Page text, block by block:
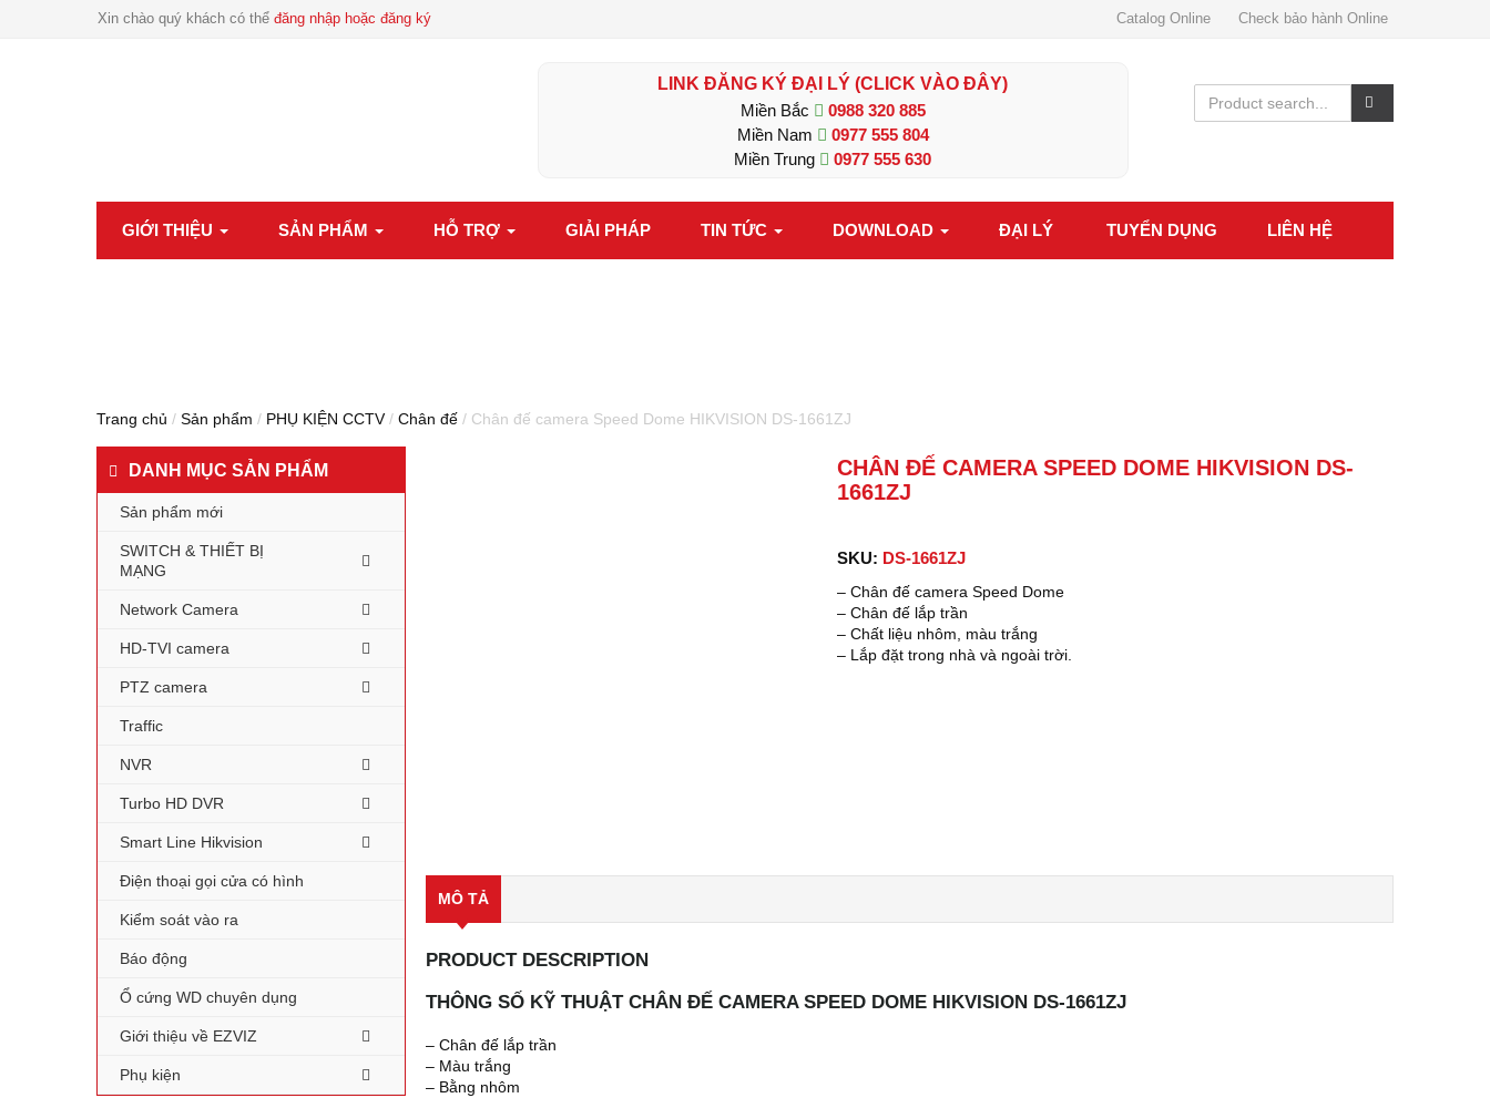
Xin chào quý khách có thể đăng nhập hoặc đăng ký Catalog Online Check bảo hành Online
LINK ĐĂNG KÝ ĐẠI LÝ (CLICK VÀO ĐÂY)
Miền Bắc
0988 320 885
Miền Nam
0977 555 804
Miền Trung
0977 555 630
GIỚI THIỆU SẢN PHẨM HỖ TRỢ GIẢI PHÁP TIN TỨC DOWNLOAD ĐẠI LÝ TUYỂN DỤNG LIÊN HỆ
Trang chủ / Sản phẩm / PHỤ KIỆN CCTV/ Chân đế / Chân đế camera Speed Dome HIKVISION DS-1661ZJ
CHÂN ĐẾ CAMERA SPEED DOME HIKVISION DS-
1661ZJ
SKU: DS-1661ZJ
– Chân đế camera Speed Dome
– Chân đế lắp trần
– Chất liệu nhôm, màu trắng
– Lắp đặt trong nhà và ngoài trời.
MÔ TẢ
PRODUCT DESCRIPTION
THÔNG SỐ KỸ THUẬT CHÂN ĐẾ CAMERA SPEED DOME HIKVISION DS-1661ZJ
– Chân đế lắp trần
– Màu trắng
– Bằng nhôm
DANH MỤC SẢN PHẨM
Sản phẩm mới
SWITCH & THIẾT BỊ
MẠNG
Network Camera
HD-TVI camera
PTZ camera
Traffic
NVR
Turbo HD DVR
Smart Line Hikvision
Điện thoại gọi cửa có hình
Kiểm soát vào ra
Báo động
Ổ cứng WD chuyên dụng
Giới thiệu về EZVIZ
Phụ kiện